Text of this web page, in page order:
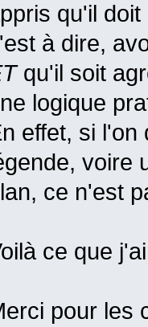
qu'il
à dire,
qu'il soit
logique
effet, si l'on
voire
ce n'est
ce que
pour les